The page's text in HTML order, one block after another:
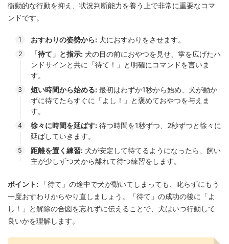
衝動的な行動を抑え、状況判断能力を養う上で非常に重要なコマ
ンドです。
おすわりの姿勢から: 犬におすわりをさせます。
「待て」と指示: 犬の目の前におやつを見せ、掌を広げたハ
ンドサインと共に「待て！」と明確にコマンドを言いま
す。
短い時間から始める: 最初はわずか1秒から始め、犬が動か
ずに待てたらすぐに「よし！」と褒めておやつを与えま
す。
徐々に時間を延ばす: 待つ時間を1秒ずつ、2秒ずつと徐々に
延ばしていきます。
距離を置く練習: 犬が安定して待てるようになったら、飼い
主が少しずつ犬から離れて待つ練習をします。
ポイント: 「待て」の途中で犬が動いてしまっても、叱らずにもう
一度おすわりからやり直しましょう。「待て」の成功の後に「よ
し！」と解除の合図を忘れずに伝えることで、犬はいつ行動して
良いかを理解します。